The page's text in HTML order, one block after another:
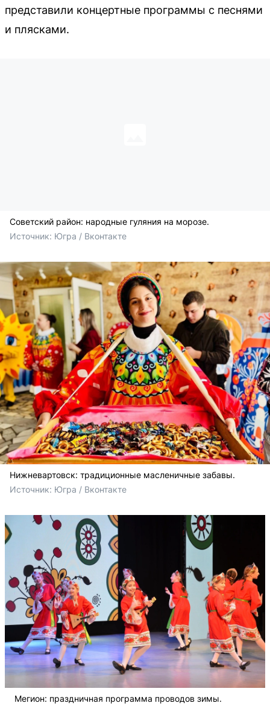
представили концертные программы с песнями
и плясками.
Советский район: народные гуляния на морозе.
Источник: Югра / Вконтакте
Нижневартовск: традиционные масленичные забавы.
Источник: Югра / Вконтакте
Мегион: праздничная программа проводов зимы.